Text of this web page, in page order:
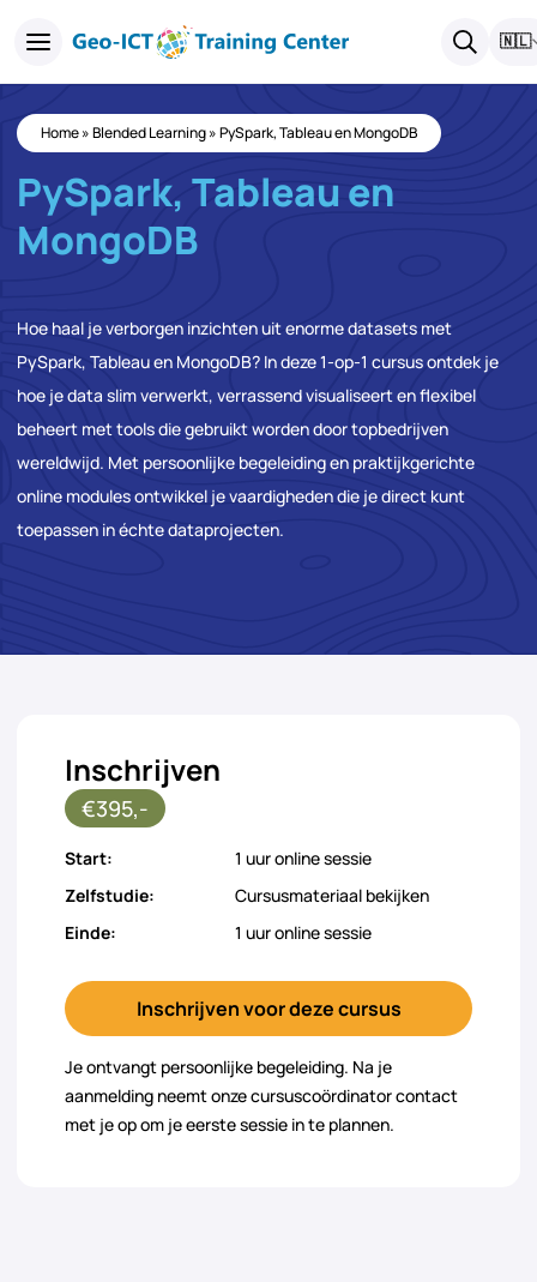
🇳🇱
Home»Blended Learning»PySpark, Tableau en MongoDB
PySpark, Tableau en
MongoDB
Hoe haal je verborgen inzichten uit enorme datasets met
PySpark, Tableau en MongoDB? In deze 1-op-1 cursus ontdek je
hoe je data slim verwerkt, verrassend visualiseert en flexibel
beheert met tools die gebruikt worden door topbedrijven
wereldwijd. Met persoonlijke begeleiding en praktijkgerichte
online modules ontwikkel je vaardigheden die je direct kunt
toepassen in échte dataprojecten.
Inschrijven
€395,-
Start:
1 uur online sessie
Zelfstudie:
Cursusmateriaal bekijken
Einde:
1 uur online sessie
Inschrijven voor deze cursus
Je ontvangt persoonlijke begeleiding. Na je
aanmelding neemt onze cursuscoördinator contact
met je op om je eerste sessie in te plannen.